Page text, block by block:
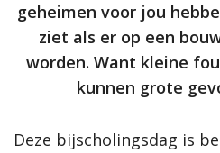
geheimen voor jou
ziet als er op een
worden. Want kleine
kunnen grote
Deze bijscholingsdag is